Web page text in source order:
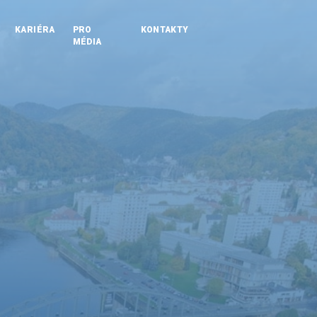
KARIÉRA
PRO
MÉDIA
KONTAKTY